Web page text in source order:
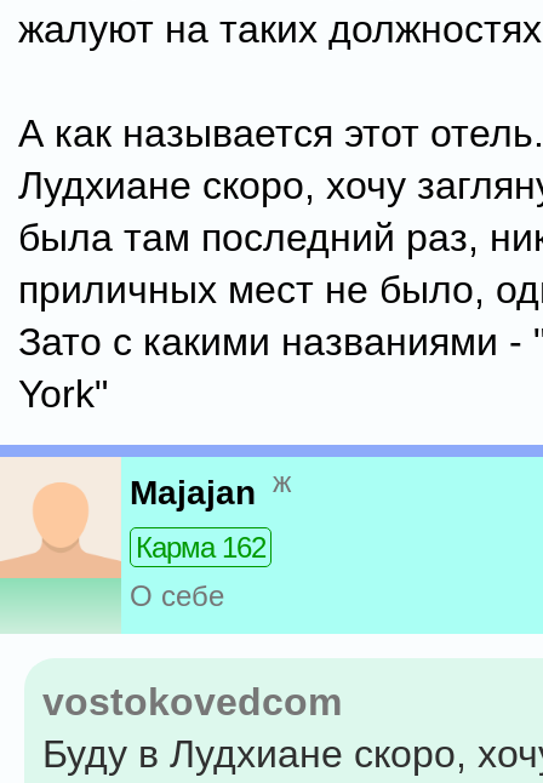
жалуют на таких
А как называется этот
Лудхиане скоро, хочу
была там последний раз,
приличных мест не было,
Зато с какими названиями -
York"
Majajan ж
Карма 162
О себе
vostokovedcom
Буду в Лудхиане скоро,